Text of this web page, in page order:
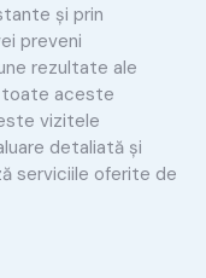
și prin
preveni
rezultate ale
aceste
vizitele
detaliată și
serviciile oferite de